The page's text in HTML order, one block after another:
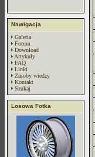
Nawigacja
Galeria
Forum
Download
Artykuły
FAQ
Linki
Zasoby wiedzy
Kontakt
Szukaj
Losowa Fotka